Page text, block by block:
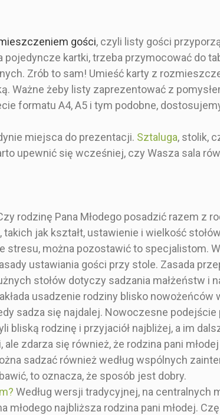
gości, czyli listy gości
kartki, trzeba przymocować do
Zrób to sam! Umieść karty z
Ważne żeby listy zaprezentować z
formatu A4, A5 i tym podobne,
miejsca do prezentacji. Sztaluga, stolik,
upewnić się wcześniej, czy Wasza sala
rodzinę Pana Młodego posadzić razem z
jak kształt, ustawienie i wielkość
można pozostawić to specjalistom.
ustawiania gości przy stole. Zasada
stołów dotyczy sadzania małżeństw i
usadzenie rodziny blisko
sadza się najdalej. Nowoczesne podejście
bliską rodzinę i przyjaciół najbliżej, a im
zdarza się również, że rodzina pani
sadzać również według wspólnych
to oznacza, że sposób jest dobry.
Według wersji tradycyjnej, na centralnych
młodego najbliższa rodzina pani młodej.
goście
karta
z
stołów
się
Wy
oraz od
Jeśli
około
więcej,
dwie
Listę
do
prosimy
uwagach
podczas
w opisie
- Gładka, sztywna
powierzchnia
Kwitnąca magnolia w
delikatnym ujęciu odcieni
błękitu, świetnie
sprawdzająca się lekkich
wystroju
wesela. Ujmująca tablica
z rozmieszczeniem
papierze. Wy wysyłacie
dane, my projektujemy!
Wielkość projektu
uzależniona jest od
wybranej ilości gości, ich
rozmieszczeniu
względem stołów oraz od
wybranej grafiki. Jeśli
planujecie zaprosić około
200 gości i więcej,
polecamy zamówić dwie
mniejsze tablice. Listę
gości
przyporządkowanych do
danego stołu prosimy
zamieszczać w uwagach
do zamówienia podczas